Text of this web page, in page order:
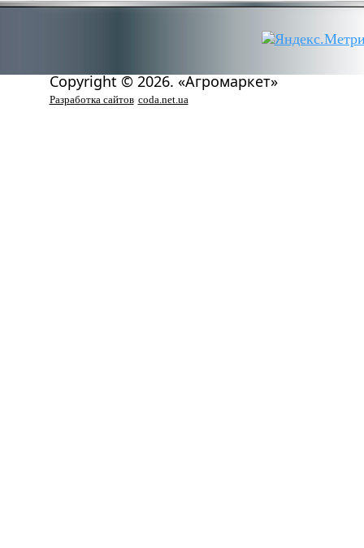
Copyright © 2026. «Агромаркет»
Разработка сайтов coda.net.ua